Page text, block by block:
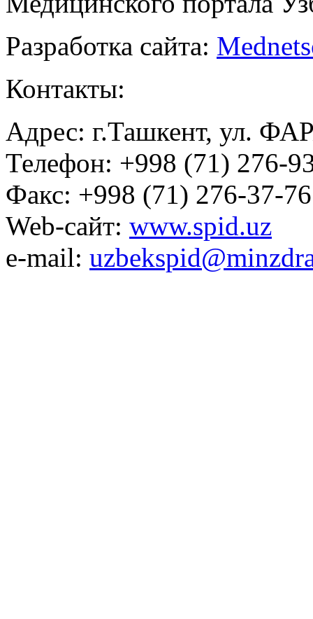
Разработка сайта:
Контакты:
Адрес: г.Ташкент, ул.
Телефон: +998 (71) 276-
Факс: +998 (71) 276-37-76
Web-сайт: www.spid.uz
e-mail: